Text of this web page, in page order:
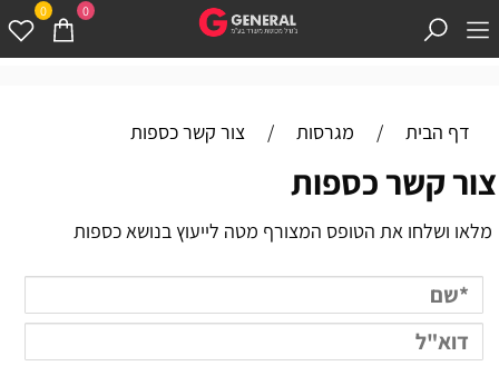
0 0
דף הבית / מגרסות / צור קשר כספות
צור קשר כספות
מלאו ושלחו את הטופס המצורף מטה לייעוץ בנושא כספות